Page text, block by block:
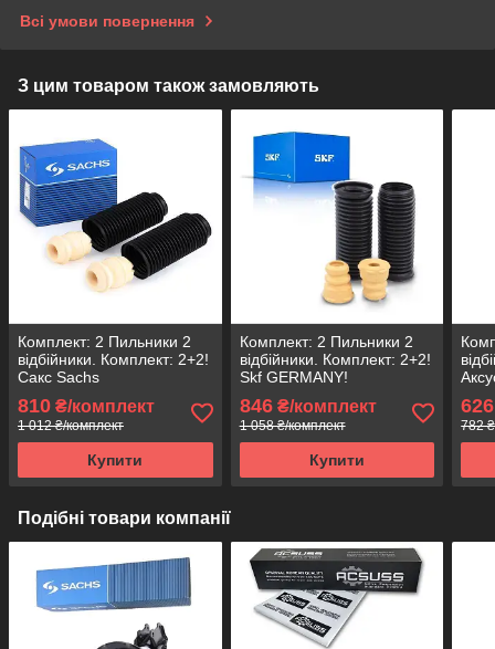
Всі умови повернення
З цим товаром також замовляють
Комплект: 2 Пильники 2
відбійники. Комплект: 2+2!
Сакс Sachs
810 ₴/комплект
1 012 ₴/комплект
Купити
Комплект: 2 Пильники 2
відбійники. Комплект: 2+2!
Skf GERMANY!
846₴/комплект
1 058 ₴/комплект
Купити
626
782
Подібні товари компанії